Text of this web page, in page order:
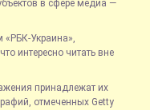
в сфере медиа —
«РБК-Украина»,
интересно читать вне
принадлежат их
отмеченных Getty